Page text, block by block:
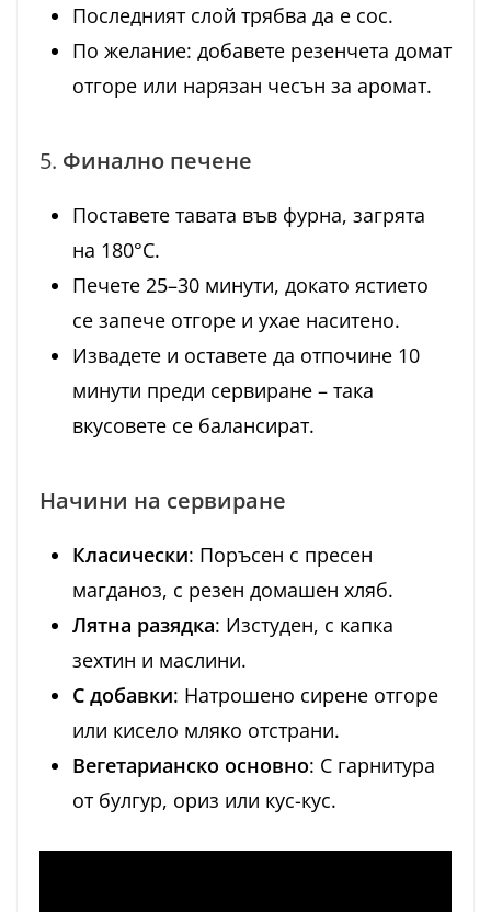
Последният слой трябва да е сос.
По желание: добавете резенчета домат
отгоре или нарязан чесън за аромат.
5. Финално печене
Поставете тавата във фурна, загрята
на 180°C.
Печете 25–30 минути, докато ястието
се запече отгоре и ухае наситено.
Извадете и оставете да отпочине 10
минути преди сервиране – така
вкусовете се балансират.
Начини на сервиране
Класически: Поръсен с пресен
магданоз, с резен домашен хляб.
Лятна разядка: Изстуден, с капка
зехтин и маслини.
С добавки: Натрошено сирене отгоре
или кисело мляко отстрани.
Вегетарианско основно: С гарнитура
от булгур, ориз или кус-кус.